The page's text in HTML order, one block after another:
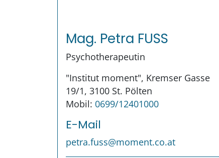
Mag. Petra FUSS
Psychotherapeutin
"Institut moment", Kremser Gasse
19/1, 3100 St. Pölten
Mobil: 0699/12401000
E-Mail
petra.fuss@moment.co.at